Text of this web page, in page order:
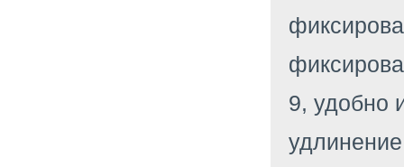
9, удобно